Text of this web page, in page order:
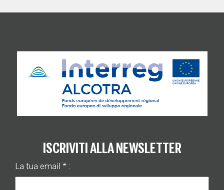
ISCRIVITI ALLA NEWSLETTER
La tua email * :